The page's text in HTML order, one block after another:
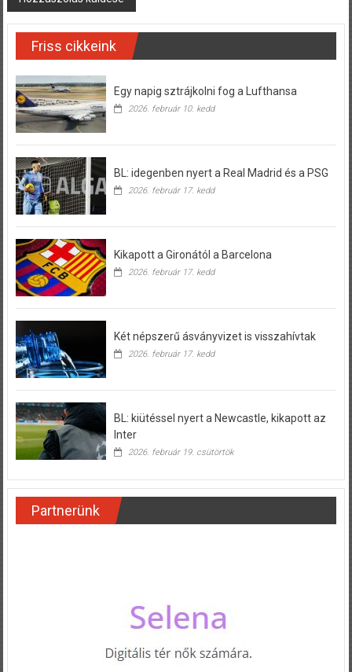
Friss cikkeink
Egy napig sztrájkolni fog a Lufthansa
2026. február 10. kedd
BL: idegenben nyert a Real Madrid és a PSG
2026. február 17. kedd
Kikapott a Gironától a Barcelona
2026. február 17. kedd
Két népszerű ásványvizet is visszahívtak
2026. február 17. kedd
BL: kiütéssel nyert a Newcastle, kikapott az
Inter
2026. február 19. csütörtök
Partnerünk